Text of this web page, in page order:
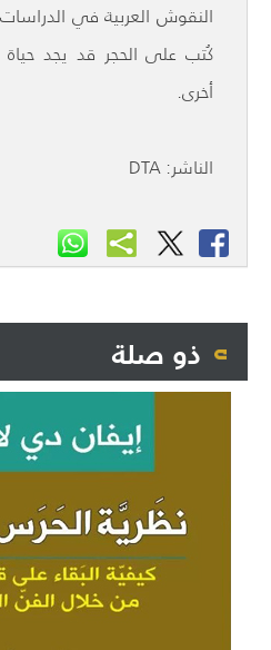
النقوش العربية في الدراسات
كُتب على الحجر قد يجد حياة
أخرى.
الناشر: DTA
ذو صلة